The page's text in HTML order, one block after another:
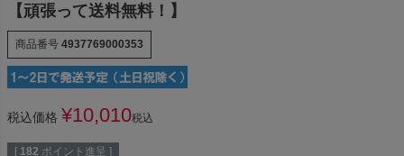
【頑張って送料無料！】
商品番号 4937769000353
税込価格 ¥10,010税込
[ 182 ポイント進呈 ]